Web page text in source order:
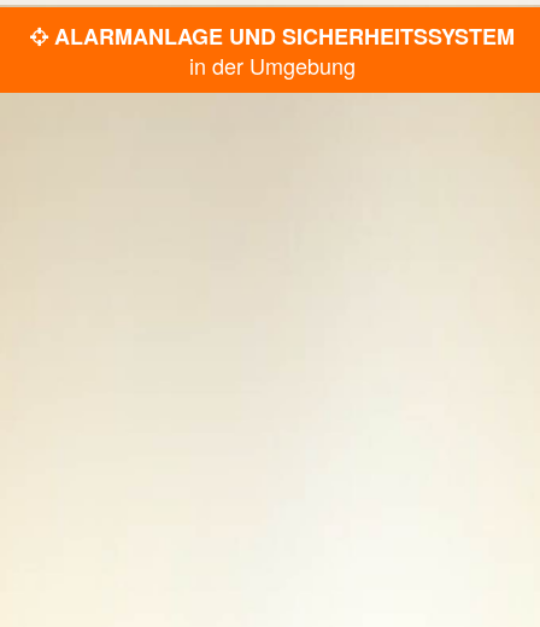
ALARMANLAGE UND SICHERHEITSSYSTEM
in der Umgebung